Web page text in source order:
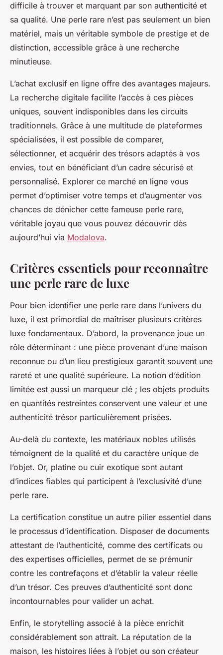
difficile à trouver et marquant par son authenticité et
sa qualité. Une perle rare n’est pas seulement un bien
matériel, mais un véritable symbole de prestige et de
distinction, accessible grâce à une recherche
minutieuse.
L’achat exclusif en ligne offre des avantages majeurs.
La recherche digitale facilite l’accès à ces pièces
uniques, souvent indisponibles dans les circuits
traditionnels. Grâce à une multitude de plateformes
spécialisées, il est possible de comparer,
sélectionner, et acquérir des trésors adaptés à vos
envies, tout en bénéficiant d’un cadre sécurisé et
personnalisé. Explorer ce marché en ligne vous
permet d’optimiser votre temps et d’augmenter vos
chances de dénicher cette fameuse perle rare,
véritable joyau que vous pouvez découvrir dès
aujourd’hui via Modalova.
Critères essentiels pour reconnaître
une perle rare de luxe
Pour bien identifier une perle rare dans l’univers du
luxe, il est primordial de maîtriser plusieurs critères
luxe fondamentaux. D’abord, la provenance joue un
rôle déterminant : une pièce provenant d’une maison
reconnue ou d’un lieu prestigieux garantit souvent une
rareté et une qualité supérieure. La notion d’édition
limitée est aussi un marqueur clé ; les objets produits
en quantités restreintes conservent une valeur et une
authenticité trésor particulièrement prisées.
Au-delà du contexte, les matériaux nobles utilisés
témoignent de la qualité et du caractère unique de
l’objet. Or, platine ou cuir exotique sont autant
d’indices fiables qui participent à l’exclusivité d’une
perle rare.
La certification constitue un autre pilier essentiel dans
le processus d’identification. Disposer de documents
attestant de l’authenticité, comme des certificats ou
des expertises officielles, permet de se prémunir
contre les contrefaçons et d’établir la valeur réelle
d’un trésor. Ces preuves d’authenticité sont donc
incontournables pour valider un achat.
Enfin, le storytelling associé à la pièce enrichit
considérablement son attrait. La réputation de la
maison, les histoires liées à l’objet ou son créateur